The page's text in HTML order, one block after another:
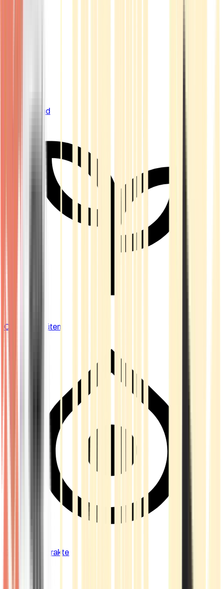
Live Bestand
Cannabis Blüten
Cannabis Extrakte